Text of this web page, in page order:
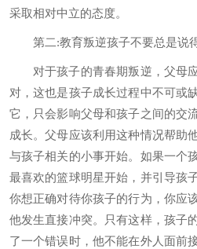
采取相对中立的态度。
第二:教育叛逆孩子不要总是说
对于孩子的青春期叛逆，父母
对，这也是孩子成长过程中不可或
它，只会影响父母和孩子之间的交
成长。父母应该利用这种情况帮助
与孩子相关的小事开始。如果一个
最喜欢的篮球明星开始，并引导孩
你想正确对待你孩子的行为，你应
他发生直接冲突。只有这样，孩子
了一个错误时，他不能在外人面前